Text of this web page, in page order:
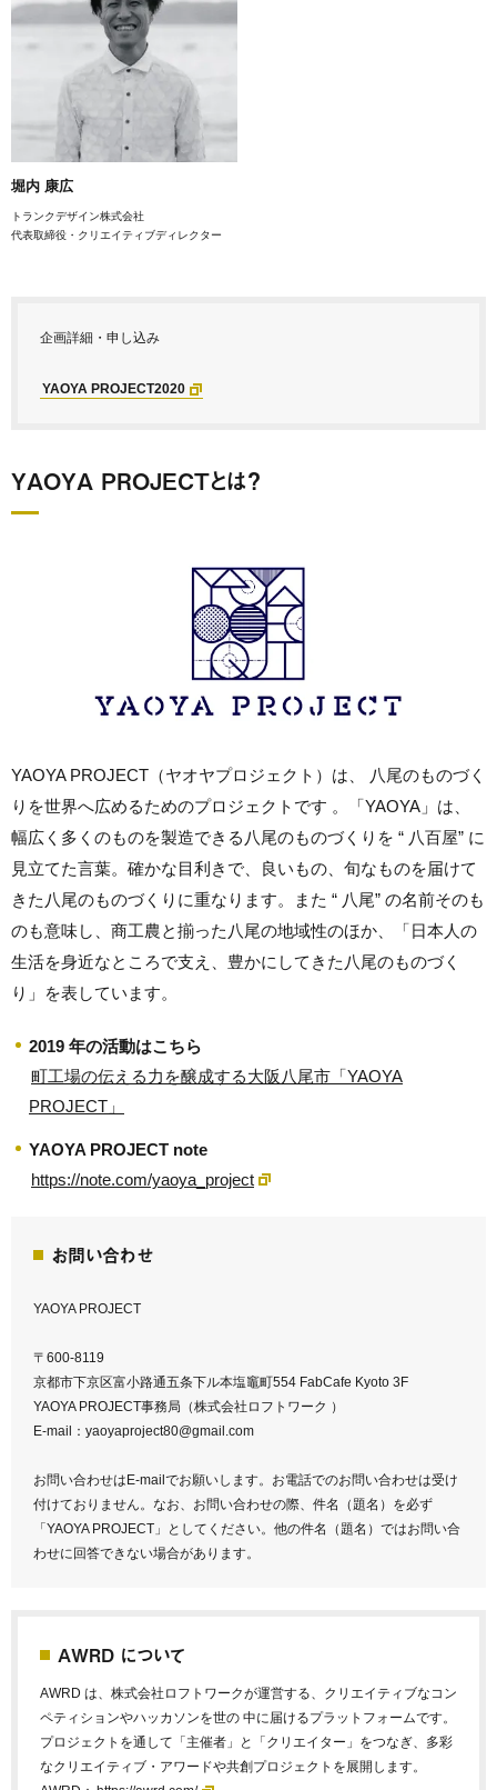
堀内 康広
トランクデザイン株式会社
代表取締役・クリエイティブディレクター
企画詳細・申し込み
YAOYA PROJECT2020
YAOYA PROJECTとは？
YAOYA PROJECT（ヤオヤプロジェクト）は、 八尾のものづく
りを世界へ広めるためのプロジェクトです 。「YAOYA」は、
幅広く多くのものを製造できる八尾のものづくりを “ 八百屋” に
見立てた言葉。確かな目利きで、良いもの、旬なものを届けて
きた八尾のものづくりに重なります。また “ 八尾” の名前そのも
のも意味し、商工農と揃った八尾の地域性のほか、「日本人の
生活を身近なところで支え、豊かにしてきた八尾のものづく
り」を表しています。
2019 年の活動はこちら
町工場の伝える力を醸成する大阪八尾市「YAOYA
PROJECT」
YAOYA PROJECT note
https://note.com/yaoya_project
お問い合わせ
YAOYA PROJECT
〒600-8119
京都市下京区富小路通五条下ル本塩竈町554 FabCafe Kyoto 3F
YAOYA PROJECT事務局（株式会社ロフトワーク ）
E-mail：yaoyaproject80@gmail.com
お問い合わせはE-mailでお願いします。お電話でのお問い合わせは受け
付けておりません。なお、お問い合わせの際、件名（題名）を必ず
「YAOYA PROJECT」としてください。他の件名（題名）ではお問い合
わせに回答できない場合があります。
AWRD について
AWRD は、株式会社ロフトワークが運営する、クリエイティブなコン
ペティションやハッカソンを世の 中に届けるプラットフォームです。
プロジェクトを通して「主催者」と「クリエイター」をつなぎ、多彩
なクリエイティブ・アワードや共創プロジェクトを展開します。